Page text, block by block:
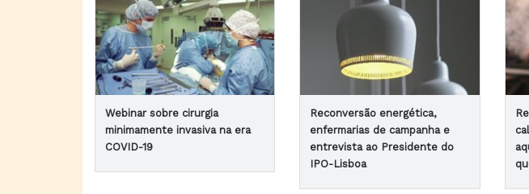
Webinar sobre cirurgia
minimamente invasiva na era
COVID-19
Reconversão energética,
enfermarias de campanha e
entrevista ao Presidente do
IPO-Lisboa